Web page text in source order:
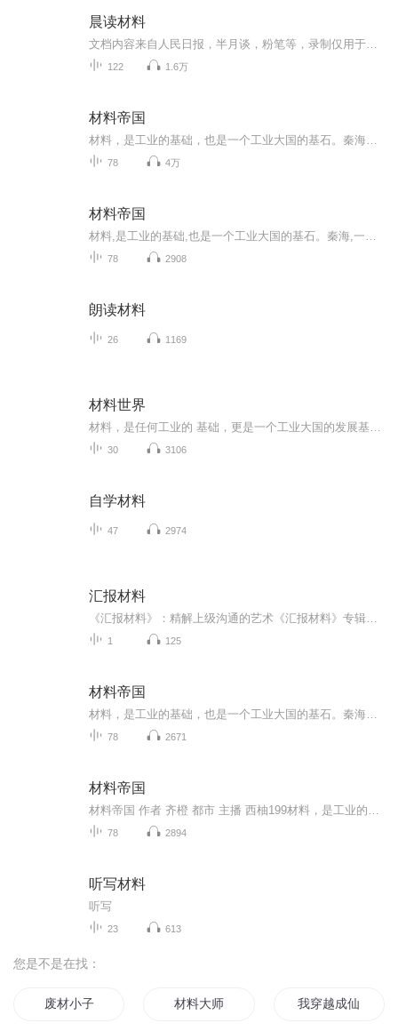
晨读材料
122 1.6万
材料帝国
78 4万
材料帝国
78 2908
朗读材料
26 1169
材料世界
30 3106
自学材料
47 2974
汇报材料
1 125
材料帝国
78 2671
材料帝国
78 2894
听写材料
听写
23 613
您是不是在找：
废材小子 材料大师 我穿越成仙器材料